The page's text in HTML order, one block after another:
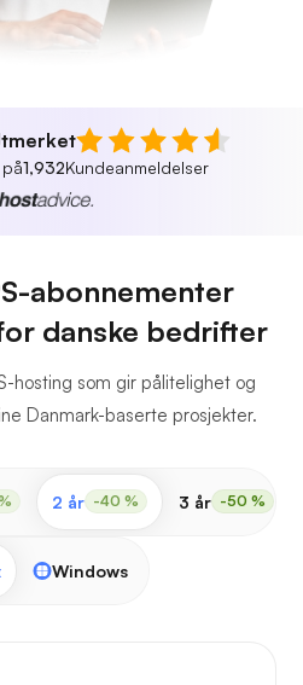
1,932Kundeanmeldelser
abonnementer
danske bedrifter
hosting som gir pålitelighet og
Danmark-baserte prosjekter.
2 år -40 % 3 år -50 %
Windows